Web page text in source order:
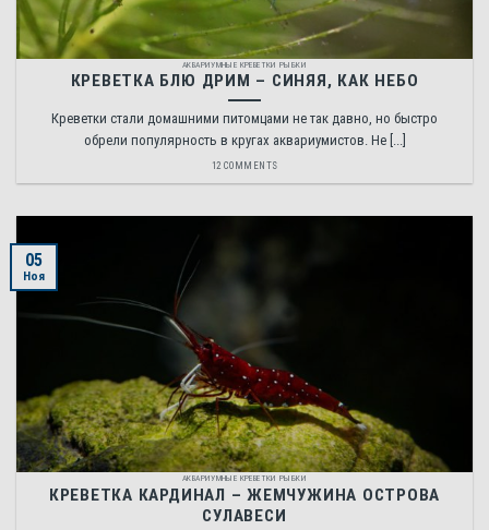
АКВАРИУМНЫЕ КРЕВЕТКИ РЫБКИ
КРЕВЕТКА БЛЮ ДРИМ – СИНЯЯ, КАК НЕБО
Креветки стали домашними питомцами не так давно, но быстро
обрели популярность в кругах аквариумистов. Не [...]
12 COMMENTS
АКВАРИУМНЫЕ КРЕВЕТКИ РЫБКИ
КРЕВЕТКА КАРДИНАЛ – ЖЕМЧУЖИНА ОСТРОВА
СУЛАВЕСИ
05
Ноя